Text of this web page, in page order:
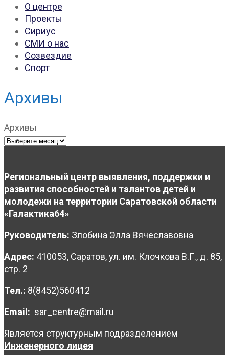
О центре
Проекты
Сириус
СМИ о нас
Созвездие
Спорт
Архивы
Архивы
Региональный центр выявления, поддержки и
развития способностей и талантов детей и
молодежи на территории Саратовской области
«Галактика64»
Руководитель: Злобина Элла Вячеславовна
Адрес: 410053, Саратов, ул. им. Клочкова В.Г., д. 85,
стр. 2
Тел.: 8(8452)560412
Email: sar_centre@mail.ru
Является структурным подразделением
Инженерного лицея